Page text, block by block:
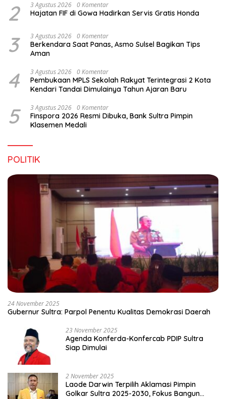
2 3 Agustus 2026 0 Komentar
Hajatan FIF di Gowa Hadirkan Servis Gratis Honda
3 3 Agustus 2026 0 Komentar
Berkendara Saat Panas, Asmo Sulsel Bagikan Tips
Aman
4 3 Agustus 2026 0 Komentar
Pembukaan MPLS Sekolah Rakyat Terintegrasi 2 Kota
Kendari Tandai Dimulainya Tahun Ajaran Baru
5 3 Agustus 2026 0 Komentar
Finspora 2026 Resmi Dibuka, Bank Sultra Pimpin
Klasemen Medali
POLITIK
24 November 2025
Gubernur Sultra: Parpol Penentu Kualitas Demokrasi Daerah
23 November 2025
Agenda Konferda-Konfercab PDIP Sultra
Siap Dimulai
2 November 2025
Laode Darwin Terpilih Aklamasi Pimpin
Golkar Sultra 2025-2030, Fokus Bangun